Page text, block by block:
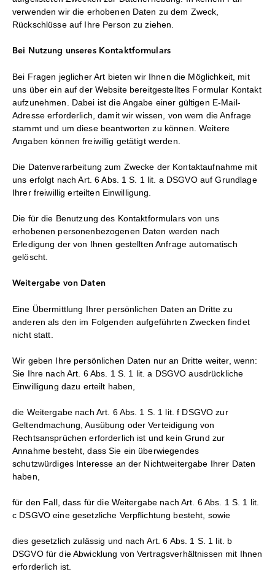
verwenden wir die erhobenen Daten zu dem Zweck,
Rückschlüsse auf Ihre Person zu ziehen.
Bei Nutzung unseres Kontaktformulars
Bei Fragen jeglicher Art bieten wir Ihnen die Möglichkeit, mit
uns über ein auf der Website bereitgestelltes Formular Kontakt
aufzunehmen. Dabei ist die Angabe einer gültigen E-Mail-
Adresse erforderlich, damit wir wissen, von wem die Anfrage
stammt und um diese beantworten zu können. Weitere
Angaben können freiwillig getätigt werden.
Die Datenverarbeitung zum Zwecke der Kontaktaufnahme mit
uns erfolgt nach Art. 6 Abs. 1 S. 1 lit. a DSGVO auf Grundlage
Ihrer freiwillig erteilten Einwilligung.
Die für die Benutzung des Kontaktformulars von uns
erhobenen personenbezogenen Daten werden nach
Erledigung der von Ihnen gestellten Anfrage automatisch
gelöscht.
Weitergabe von Daten
Eine Übermittlung Ihrer persönlichen Daten an Dritte zu
anderen als den im Folgenden aufgeführten Zwecken findet
nicht statt.
Wir geben Ihre persönlichen Daten nur an Dritte weiter, wenn:
Sie Ihre nach Art. 6 Abs. 1 S. 1 lit. a DSGVO ausdrückliche
Einwilligung dazu erteilt haben,
die Weitergabe nach Art. 6 Abs. 1 S. 1 lit. f DSGVO zur
Geltendmachung, Ausübung oder Verteidigung von
Rechtsansprüchen erforderlich ist und kein Grund zur
Annahme besteht, dass Sie ein überwiegendes
schutzwürdiges Interesse an der Nichtweitergabe Ihrer Daten
haben,
für den Fall, dass für die Weitergabe nach Art. 6 Abs. 1 S. 1 lit.
c DSGVO eine gesetzliche Verpflichtung besteht, sowie
dies gesetzlich zulässig und nach Art. 6 Abs. 1 S. 1 lit. b
DSGVO für die Abwicklung von Vertragsverhältnissen mit Ihnen
erforderlich ist.